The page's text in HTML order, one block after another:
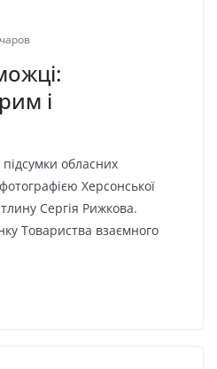
і
обласних
Херсонської
Сергія Рижкова.
Товариства взаємного